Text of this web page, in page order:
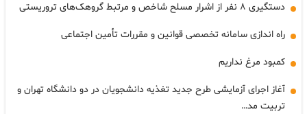
دستگیری ۸ نفر از اشرار مسلح شاخص و مرتبط گروهک‌های تروریستی
راه اندازی سامانه تخصصی قوانین و مقررات تأمین اجتماعی
کمبود مرغ نداریم
آغاز اجرای آزمایشی طرح جدید تغذیه دانشجویان در دو دانشگاه تهران و
تربیت مد…